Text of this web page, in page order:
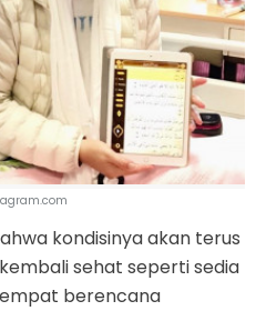
kondisinya akan terus
sehat seperti sedia
berencana